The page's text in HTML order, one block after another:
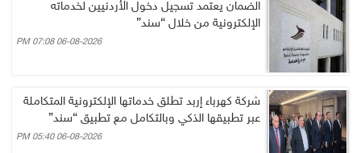
الضمان يعتمد تسجيل دخول الأردنيين لخدماته
الإلكترونية من خلال “سند”
06-08-2026 07:08 PM
شركة كهرباء إربد تطلق خدماتها الإلكترونية المتكاملة
عبر تطبيقها الذكي وبالتكامل مع تطبيق “سند”
06-08-2026 05:40 PM